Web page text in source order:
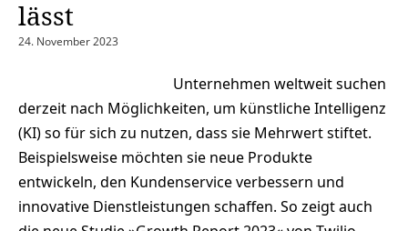
lässt
24. November 2023
Unternehmen weltweit suchen
derzeit nach Möglichkeiten, um künstliche Intelligenz
(KI) so für sich zu nutzen, dass sie Mehrwert stiftet.
Beispielsweise möchten sie neue Produkte
entwickeln, den Kundenservice verbessern und
innovative Dienstleistungen schaffen. So zeigt auch